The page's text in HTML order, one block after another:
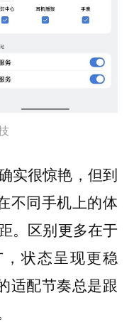
实很惊艳，但到
不同手机上的体
。区别更多在于
状态呈现更稳
适配节奏总是跟